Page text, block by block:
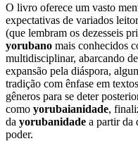
O livro oferece um vasto
expectativas de variados
(que lembram os dezesseis
yorubano mais conhecidos
multidisciplinar, abarcando
expansão pela diáspora,
tradição com ênfase em
gêneros para se deter
como yorubaianidade,
da yorubanidade a partir da
poder.